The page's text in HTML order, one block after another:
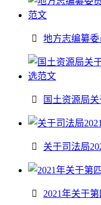
地方志编纂
国土资源局
关于司法局
2021年关于